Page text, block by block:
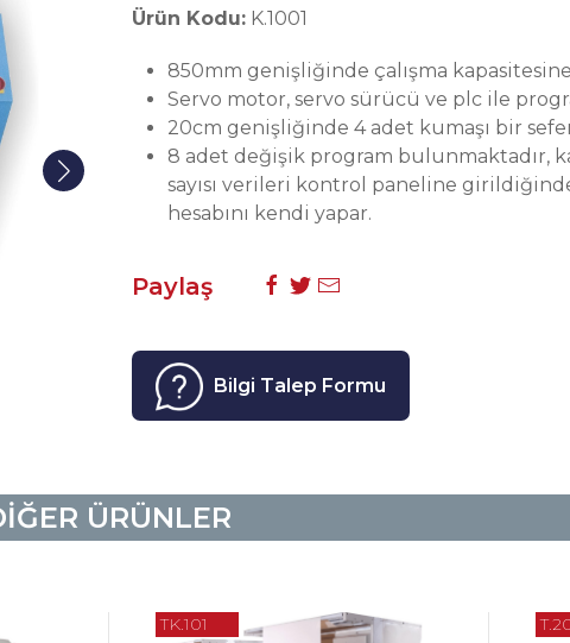
Ürün Kodu: K.1001
850mm genişliğinde çalışma
Servo motor, servo sürücü ve plc ile
20cm genişliğinde 4 adet kumaşı bir
8 adet değişik program bulunmaktadır,
sayısı verileri kontrol paneline
hesabını kendi yapar.
Paylaş
Bilgi Talep Formu
ÜRÜNLER
TK.101